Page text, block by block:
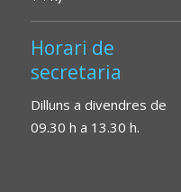
Horari de
secretaria
Dilluns a divendres de
09.30 h a 13.30 h.